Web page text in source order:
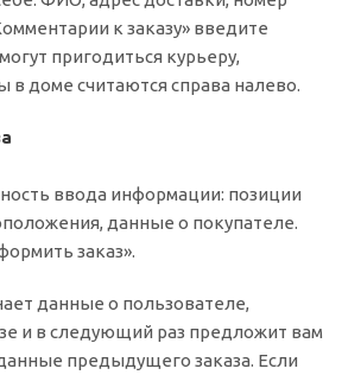
к заказу» введите
пригодиться курьеру,
в доме считаются справа налево.
ввода информации: позиции
данные о покупателе.
заказ».
данные о пользователе,
и в следующий раз предложит вам
предыдущего заказа. Если